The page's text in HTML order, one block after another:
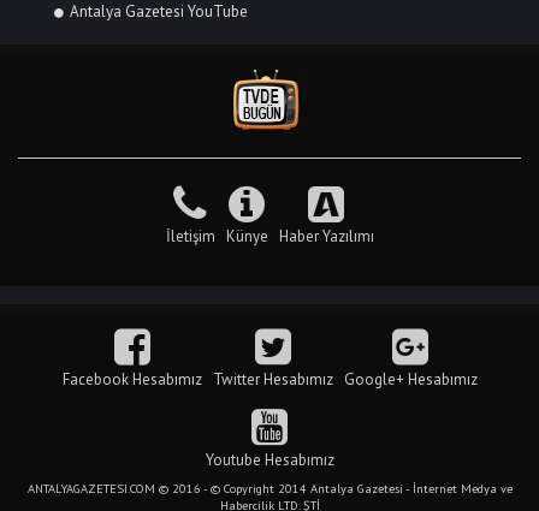
Antalya Gazetesi YouTube
İletişim Künye Haber Yazılımı
Facebook Hesabımız Twitter Hesabımız Google+ Hesabımız
Youtube Hesabımız
ANTALYAGAZETESI.COM © 2016 - © Copyright 2014 Antalya Gazetesi - İnternet Medya ve
Habercilik LTD. ŞTİ